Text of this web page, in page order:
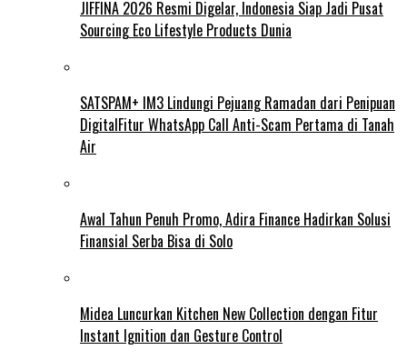
JIFFINA 2026 Resmi Digelar, Indonesia Siap Jadi Pusat
Sourcing Eco Lifestyle Products Dunia
SATSPAM+ IM3 Lindungi Pejuang Ramadan dari Penipuan
DigitalFitur WhatsApp Call Anti-Scam Pertama di Tanah
Air
Awal Tahun Penuh Promo, Adira Finance Hadirkan Solusi
Finansial Serba Bisa di Solo
Midea Luncurkan Kitchen New Collection dengan Fitur
Instant Ignition dan Gesture Control